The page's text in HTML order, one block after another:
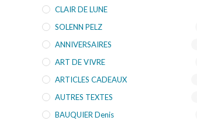
CLAIR DE LUNE
SOLENN PELZ
ANNIVERSAIRES
ART DE VIVRE
ARTICLES CADEAUX
AUTRES TEXTES
BAUQUIER Denis